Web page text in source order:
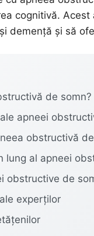
cognitivă.
demență și să
de somn?
apneei
obstructivă
lung al apneei
obstructive de
experților